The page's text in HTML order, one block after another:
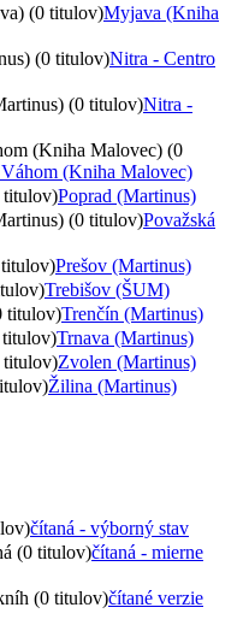
(0 titulov)Myjava (Kniha
(0 titulov)Nitra - Centro
(0 titulov)Nitra -
(Kniha Malovec) (0
(Kniha Malovec)
titulov)Poprad (Martinus)
(0 titulov)Považská
Prešov (Martinus)
Trebišov (ŠUM)
titulov)Trenčín (Martinus)
titulov)Trnava (Martinus)
titulov)Zvolen (Martinus)
Žilina (Martinus)
čítaná - výborný stav
(0 titulov)čítaná - mierne
(0 titulov)čítané verzie